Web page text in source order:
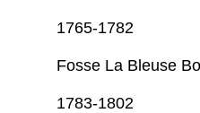
1765-1782
Fosse La Bleuse
1783-1802